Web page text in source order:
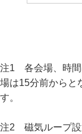
注1 各会場、時間
場は15分前からと
す。
注2 磁気ループ設